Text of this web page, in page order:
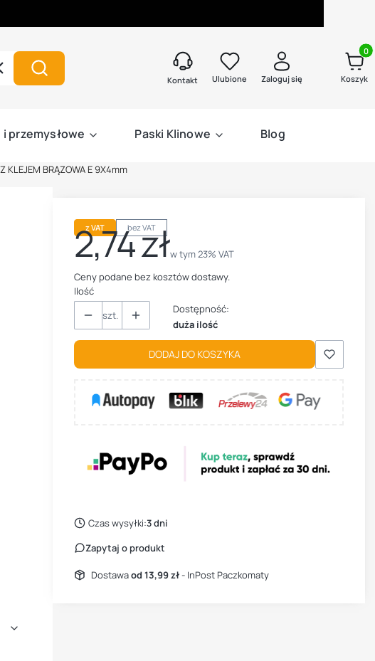
Szukaj Kontakt Ulubione Zaloguj się Koszyk
przemysłowe Paski Klinowe Blog
KLEJEM BRĄZOWA E 9X4mm
z VAT bez VAT
Cena
2,74 złw tym 23% VAT
w tym23% VAT
Ceny podane bez kosztów dostawy.
Ilość
szt.
Dostępność:
duża ilość
DODAJ DO KOSZYKA
Czas wysyłki:3 dni
Zapytaj o produkt
Dostawaod 13,99 zł- InPost Paczkomaty